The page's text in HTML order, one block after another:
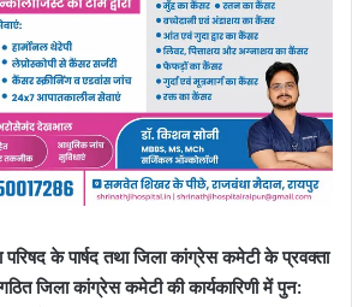
परिषद के पार्षद तथा जिला कांग्रेस कमेटी के प्रवक्ता
जिला कांग्रेस कमेटी की कार्यकारिणी में पुन: